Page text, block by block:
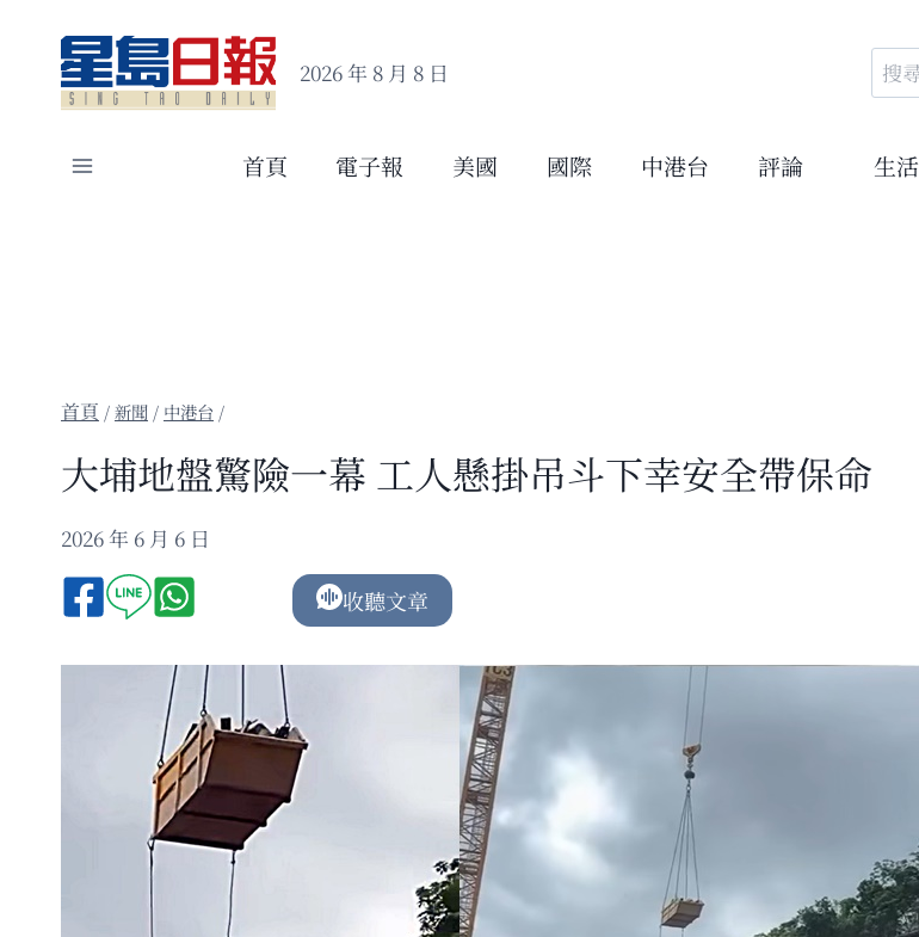
content
2026 年 8 月 8 日
搜
尋
鍵
首頁 電子報 美國 國際 中港台 評論 生活
/新聞 / 中港台 /
大埔地盤驚險一幕 工人懸掛吊斗下幸安全帶保命
2026 年 6 月 6 日
收聽文章